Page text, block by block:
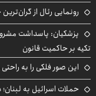
رونمایی رئال از
پزشکیان: پاسداشت
تکیه بر حاکمیت قانون
این صور فلکی را به
حملات اسرائیل به